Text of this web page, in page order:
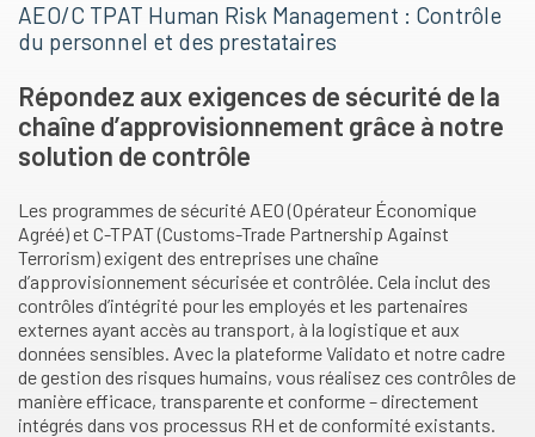
AEO/C TPAT Human Risk Management : Contrôle
du personnel et des prestataires
Répondez aux exigences de sécurité de la
chaîne d’approvisionnement grâce à notre
solution de contrôle
Les programmes de sécurité AEO (Opérateur Économique
Agréé) et C-TPAT (Customs-Trade Partnership Against
Terrorism) exigent des entreprises une chaîne
d’approvisionnement sécurisée et contrôlée. Cela inclut des
contrôles d’intégrité pour les employés et les partenaires
externes ayant accès au transport, à la logistique et aux
données sensibles. Avec la plateforme Validato et notre cadre
de gestion des risques humains, vous réalisez ces contrôles de
manière efficace, transparente et conforme – directement
intégrés dans vos processus RH et de conformité existants.